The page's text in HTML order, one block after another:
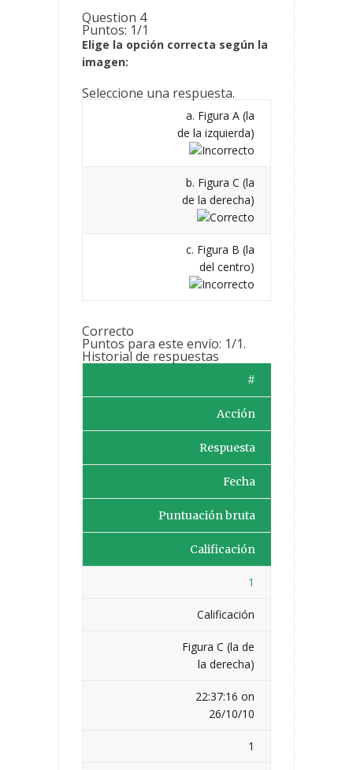
Question 4
Puntos: 1/1
Elige la opción correcta según la
imagen:
Seleccione una respuesta.
a. Figura A (la
de la izquierda)
b. Figura C (la
de la derecha)
c. Figura B (la
del centro)
Correcto
Puntos para este envío: 1/1.
Historial de respuestas
#
Acción
Respuesta
Fecha
Puntuación bruta
Calificación
1
Calificación
Figura C (la de
la derecha)
22:37:16 on
26/10/10
1